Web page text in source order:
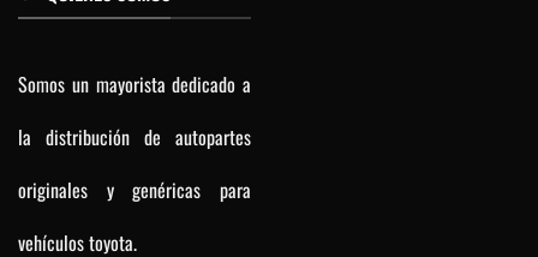
Somos un mayorista dedicado a
la distribución de autopartes
originales y genéricas para
vehículos toyota.